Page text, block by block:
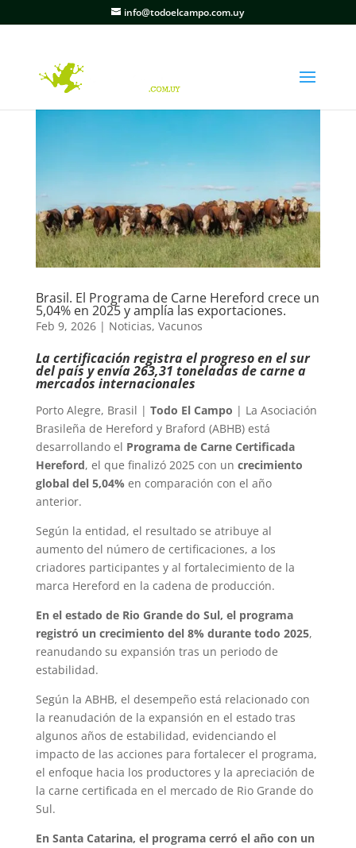
info@todoelcampo.com.uy
Brasil. El Programa de Carne Hereford crece un
5,04% en 2025 y amplía las exportaciones.
Feb 9, 2026| Noticias, Vacunos
La certificación registra el progreso en el sur
del país y envía 263,31 toneladas de carne a
mercados internacionales
Porto Alegre, Brasil | Todo El Campo | La Asociación
Brasileña de Hereford y Braford (ABHB) está
desarrollando el Programa de Carne Certificada
Hereford, el que finalizó 2025 con un crecimiento
global del 5,04% en comparación con el año
anterior.
Según la entidad, el resultado se atribuye al
aumento del número de certificaciones, a los
criadores participantes y al fortalecimiento de la
marca Hereford en la cadena de producción.
En el estado de Rio Grande do Sul, el programa
registró un crecimiento del 8% durante todo 2025,
reanudando su expansión tras un periodo de
estabilidad.
Según la ABHB, el desempeño está relacionado con
la reanudación de la expansión en el estado tras
algunos años de estabilidad, evidenciando el
impacto de las acciones para fortalecer el programa,
el enfoque hacia los productores y la apreciación de
la carne certificada en el mercado de Rio Grande do
Sul.
En Santa Catarina, el programa cerró el año con un